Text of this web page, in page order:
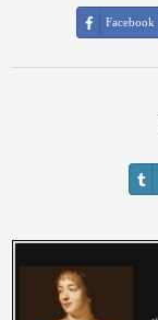
Facebook